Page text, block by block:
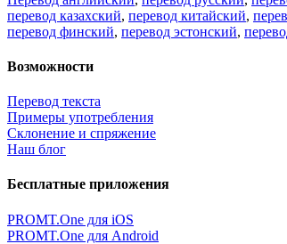
перевод казахский, перевод китайский,
перевод финский, перевод эстонский,
Возможности
Перевод текста
Примеры употребления
Склонение и спряжение
Наш блог
Бесплатные приложения
PROMT.One для iOS
PROMT.One для Android